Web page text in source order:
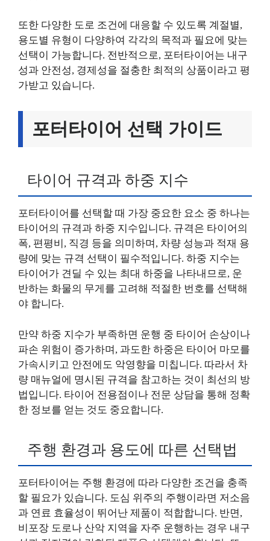
또한 다양한 도로 조건에 대응할 수 있도록 계절별,
용도별 유형이 다양하여 각각의 목적과 필요에 맞는
선택이 가능합니다. 전반적으로, 포터타이어는 내구
성과 안전성, 경제성을 절충한 최적의 상품이라고 평
가받고 있습니다.
포터타이어 선택 가이드
타이어 규격과 하중 지수
포터타이어를 선택할 때 가장 중요한 요소 중 하나는
타이어의 규격과 하중 지수입니다. 규격은 타이어의
폭, 편평비, 직경 등을 의미하며, 차량 성능과 적재 용
량에 맞는 규격 선택이 필수적입니다. 하중 지수는
타이어가 견딜 수 있는 최대 하중을 나타내므로, 운
반하는 화물의 무게를 고려해 적절한 번호를 선택해
야 합니다.
만약 하중 지수가 부족하면 운행 중 타이어 손상이나
파손 위험이 증가하며, 과도한 하중은 타이어 마모를
가속시키고 안전에도 악영향을 미칩니다. 따라서 차
량 매뉴얼에 명시된 규격을 참고하는 것이 최선의 방
법입니다. 타이어 전용점이나 전문 상담을 통해 정확
한 정보를 얻는 것도 중요합니다.
주행 환경과 용도에 따른 선택법
포터타이어는 주행 환경에 따라 다양한 조건을 충족
할 필요가 있습니다. 도심 위주의 주행이라면 저소음
과 연료 효율성이 뛰어난 제품이 적합합니다. 반면,
비포장 도로나 산악 지역을 자주 운행하는 경우 내구